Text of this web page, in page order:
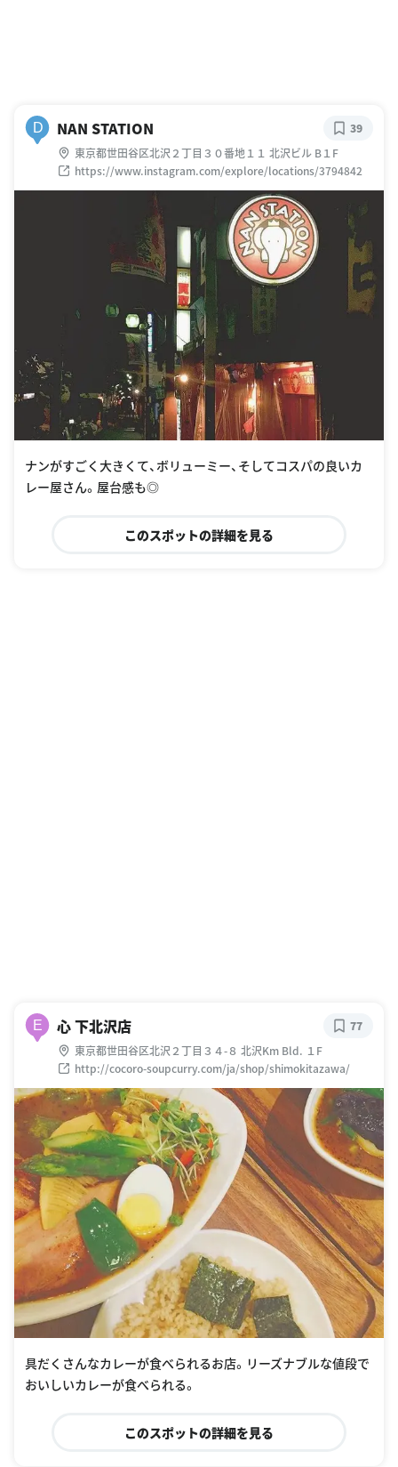
D NAN STATION
東京都世田谷区北沢２丁目３０番地１１ 北沢ビル B１F
https://www.instagram.com/explore/locations/3794842
39
ナンがすごく大きくて、ボリューミー、そしてコスパの良いカ
レー屋さん。屋台感も◎
このスポットの詳細を見る
E 心 下北沢店
東京都世田谷区北沢２丁目３４-８ 北沢Km Bld. １F
http://cocoro-soupcurry.com/ja/shop/shimokitazawa/
77
具だくさんなカレーが食べられるお店。リーズナブルな値段で
おいしいカレーが食べられる。
このスポットの詳細を見る